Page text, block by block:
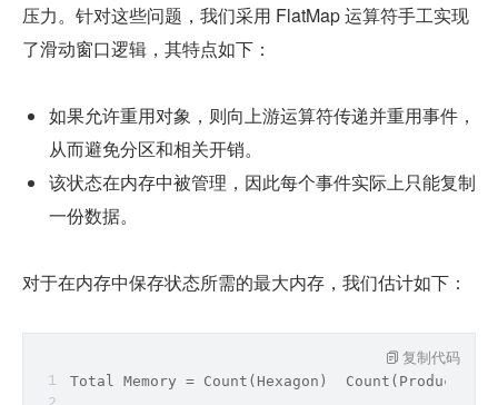
压力。针对这些问题，我们采用 FlatMap 运算符手工实现
了滑动窗口逻辑，其特点如下：
如果允许重用对象，则向上游运算符传递并重用事件，
从而避免分区和相关开销。
该状态在内存中被管理，因此每个事件实际上只能复制
一份数据。
对于在内存中保存状态所需的最大内存，我们估计如下：
Total Memory = Count (Hexagon) Count (Product)
复制代码